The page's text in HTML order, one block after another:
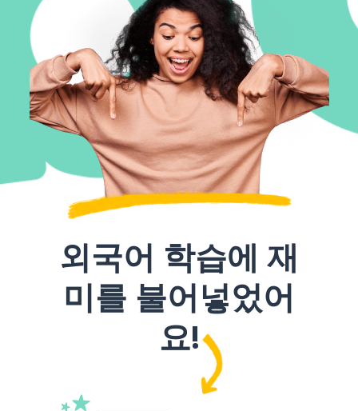
외국어 학습에 재
미를 불어넣었어
요!